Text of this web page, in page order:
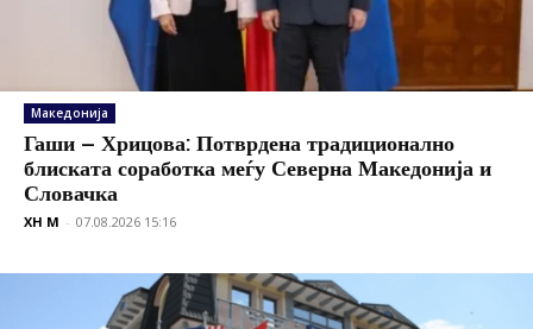
Македонија
Гаши – Хрицова: Потврдена традиционално
блиската соработка меѓу Северна Македонија и
Словачка
XH M - 07.08.2026 15:16